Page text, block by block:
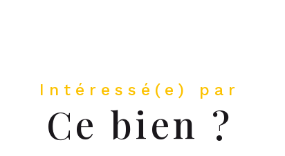
Intéressé(e) par
Ce bien ?